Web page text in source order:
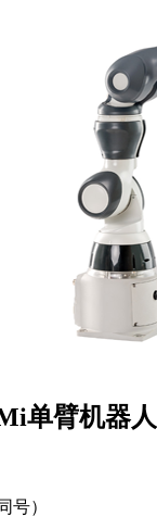
单臂机器人
号）